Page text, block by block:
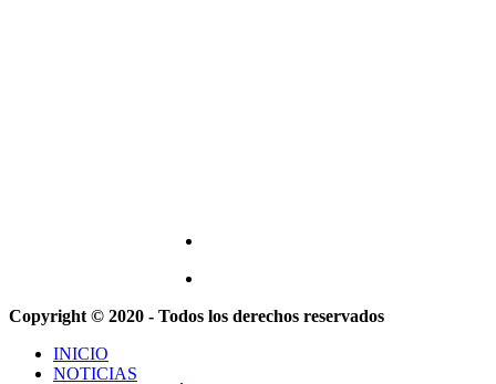
Copyright © 2020 - Todos los derechos reservados
INICIO
NOTICIAS